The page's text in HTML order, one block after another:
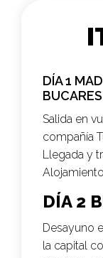
DÍA 1
Salida en
compañía
Llegada y
DÍA 2
Desayuno
la capital